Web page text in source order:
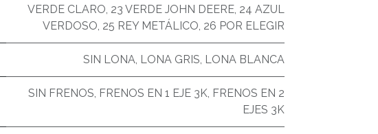
VERDE CLARO, 23 VERDE JOHN DEERE, 24 AZUL
VERDOSO, 25 REY METÁLICO, 26 POR ELEGIR
SIN LONA, LONA GRIS, LONA BLANCA
SIN FRENOS, FRENOS EN 1 EJE 3K, FRENOS EN 2
EJES 3K